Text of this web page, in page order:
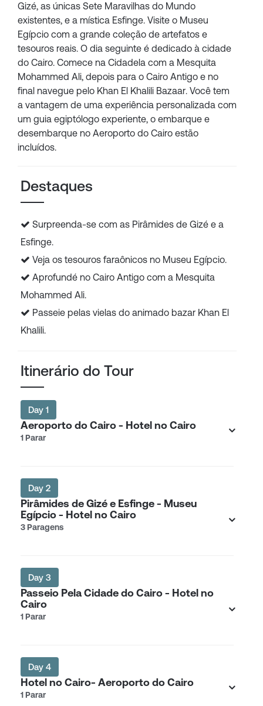
Gizé, as únicas Sete Maravilhas do Mundo
existentes, e a mística Esfinge. Visite o Museu
Egípcio com a grande coleção de artefatos e
tesouros reais. O dia seguinte é dedicado à cidade
do Cairo. Comece na Cidadela com a Mesquita
Mohammed Ali, depois para o Cairo Antigo e no
final navegue pelo Khan El Khalili Bazaar. Você tem
a vantagem de uma experiência personalizada com
um guia egiptólogo experiente, o embarque e
desembarque no Aeroporto do Cairo estão
incluídos.
Destaques
Surpreenda-se com as Pirâmides de Gizé e a
Esfinge.
Veja os tesouros faraônicos no Museu Egípcio.
Aprofundé no Cairo Antigo com a Mesquita
Mohammed Ali.
Passeie pelas vielas do animado bazar Khan El
Khalili.
Itinerário do Tour
Day 1
Aeroporto do Cairo - Hotel no Cairo
1 Parar
Day 2
Pirâmides de Gizé e Esfinge - Museu
Egípcio - Hotel no Cairo
3 Paragens
Day 3
Passeio Pela Cidade do Cairo - Hotel no
Cairo
1 Parar
Day 4
Hotel no Cairo- Aeroporto do Cairo
1 Parar